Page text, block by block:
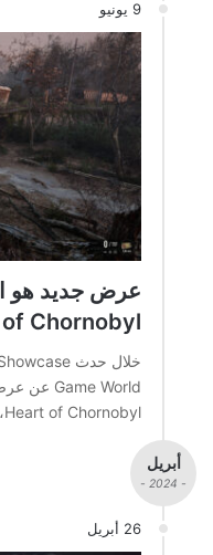
9 يونيو
عرض جديد هو
of Chornobyl
Heart of Chornobyl،…
أبريل
- 2024 -
26 أبريل